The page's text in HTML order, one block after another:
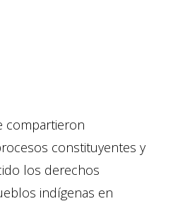
compartieron
constituyentes y
los derechos
indígenas en